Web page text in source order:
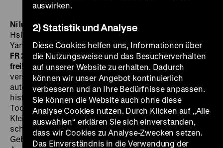
Ni luo he nu er Daughter of the NileRC 1987, R: Hou
Hsiao-hsien, B: Chu Tien-wen, D: Yang Lin, Jack Kao,
Yang Fan, Li Tien-lu, Tsui Fu-sheng, 93’ ·35 mm, OmeU
FR 29.01. um 21 Uhr + SO 31.01. um 21 Uhr· Der Eintritt ist
frei!
Ein oft übersehenes Kleinod in Hous Filmografie,
versteckt zwischen der vorhergehenden
autobiografischen Tetra- und der nachfolgenden
historischen Trilogie. Es geht um Lin Hsiao-yang,
Tochter eines Polizisten und Schwester eines
Kleinkriminellen. Lin, die heimlich in einen der
schweren Jungs verliebt ist, feiert zwar ihre
Geburtstage im Kreise von Gangstern, deren weiße
auswirken.
2) Statistik und Analyse
Diese Cookies helfen uns, Informationen über
die Nutzungsweise und das Besucherverhalten
auf unserer Website zu erhalten. Dadurch
können wir unser Angebot kontinuierlich
verbessern und an Ihre Bedürfnisse anpassen.
Sie können die Website auch ohne diese
Analyse Cookies nutzen. Durch Klicken auf „Alle
auswählen“ erklären Sie sich einverstanden,
dass wir Cookies zu Analyse-Zwecken setzen.
Das Einverständnis in die Verwendung der